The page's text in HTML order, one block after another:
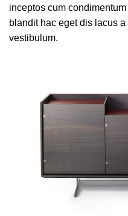
inceptos cum
blandit hac eget dis lacus
vestibulum.